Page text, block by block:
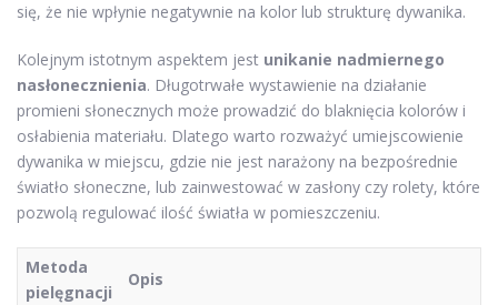
się, że nie wpłynie negatywnie na kolor lub strukturę dywanika.
Kolejnym istotnym aspektem jest unikanie nadmiernego
nasłonecznienia. Długotrwałe wystawienie na działanie
promieni słonecznych może prowadzić do blaknięcia kolorów i
osłabienia materiału. Dlatego warto rozważyć umiejscowienie
dywanika w miejscu, gdzie nie jest narażony na bezpośrednie
światło słoneczne, lub zainwestować w zasłony czy rolety, które
pozwolą regulować ilość światła w pomieszczeniu.
Metoda
pielęgnacji
Opis